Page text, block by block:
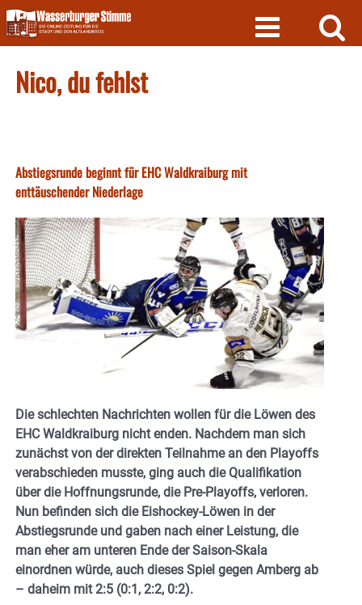
Skip
to
content
Nico, du fehlst
Abstiegsrunde beginnt für EHC Waldkraiburg mit
enttäuschender Niederlage
Die schlechten Nachrichten wollen für die Löwen des
EHC Waldkraiburg nicht enden. Nachdem man sich
zunächst von der direkten Teilnahme an den Playoffs
verabschieden musste, ging auch die Qualifikation
über die Hoffnungsrunde, die Pre-Playoffs, verloren.
Nun befinden sich die Eishockey-Löwen in der
Abstiegsrunde und gaben nach einer Leistung, die
man eher am unteren Ende der Saison-Skala
einordnen würde, auch dieses Spiel gegen Amberg ab
– daheim mit 2:5 (0:1, 2:2, 0:2).